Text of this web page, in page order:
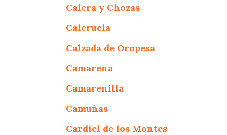
Calera y Chozas
Caleruela
Calzada de Oropesa
Camarena
Camarenilla
Camuñas
Cardiel de los Montes